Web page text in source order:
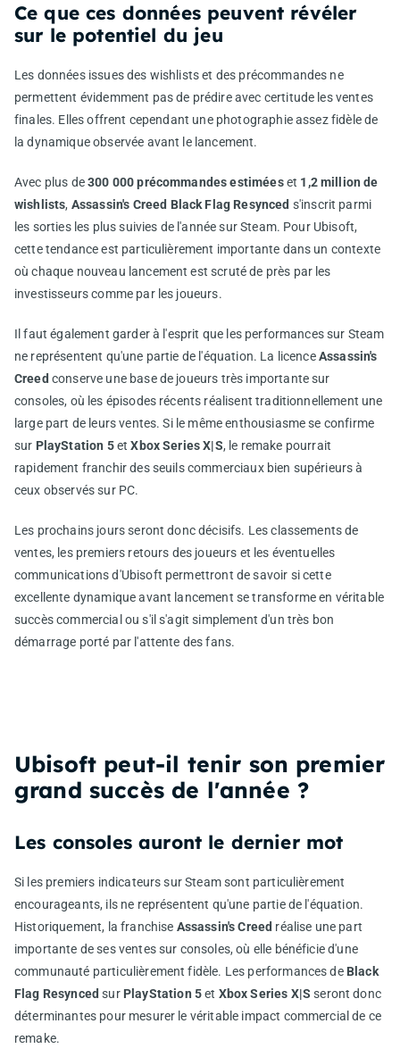
Ce que ces données peuvent révéler
sur le potentiel du jeu
Les données issues des wishlists et des précommandes ne
permettent évidemment pas de prédire avec certitude les ventes
finales. Elles offrent cependant une photographie assez fidèle de
la dynamique observée avant le lancement.
Avec plus de300 000 précommandes estiméeset 1,2 million de
wishlists, Assassin's Creed Black Flag Resynced s'inscrit parmi
les sorties les plus suivies de l'année sur Steam. Pour Ubisoft,
cette tendance est particulièrement importante dans un contexte
où chaque nouveau lancement est scruté de près par les
investisseurs comme par les joueurs.
Il faut également garder à l'esprit que les performances sur Steam
ne représentent qu'une partie de l'équation. La licenceAssassin's
Creed conserve une base de joueurs très importante sur
consoles, où les épisodes récents réalisent traditionnellement une
large part de leurs ventes. Si le même enthousiasme se confirme
sur PlayStation 5etXbox Series X|S, le remake pourrait
rapidement franchir des seuils commerciaux bien supérieurs à
ceux observés sur PC.
Les prochains jours seront donc décisifs. Les classements de
ventes, les premiers retours des joueurs et les éventuelles
communications d'Ubisoft permettront de savoir si cette
excellente dynamique avant lancement se transforme en véritable
succès commercial ou s'il s'agit simplement d'un très bon
démarrage porté par l'attente des fans.
Ubisoft peut-il tenir son premier
grand succès de l'année ?
Les consoles auront le dernier mot
Si les premiers indicateurs sur Steam sont particulièrement
encourageants, ils ne représentent qu'une partie de l'équation.
Historiquement, la franchise Assassin's Creed réalise une part
importante de ses ventes sur consoles, où elle bénéficie d'une
communauté particulièrement fidèle. Les performances de Black
Flag Resynced sur PlayStation 5et Xbox Series X|S seront donc
déterminantes pour mesurer le véritable impact commercial de ce
remake.